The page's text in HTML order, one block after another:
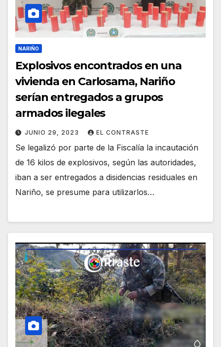
NARIÑO
Explosivos encontrados en una
vivienda en Carlosama, Nariño
serían entregados a grupos
armados ilegales
JUNIO 29, 2023 EL CONTRASTE
Se legalizó por parte de la Fiscalía la incautación
de 16 kilos de explosivos, según las autoridades,
iban a ser entregados a disidencias residuales en
Nariño, se presume para utilizarlos…